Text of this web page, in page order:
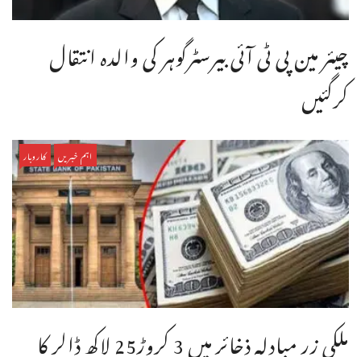
چیئر مین پی ٹی آئی بیرسٹرگوہر کی والدہ انتقال
کرگئیں
اہم خبریں کاروبار
ملکی زر مبادلہ ذخائر میں 3 کروڑ25 لاکھ ڈالر کا